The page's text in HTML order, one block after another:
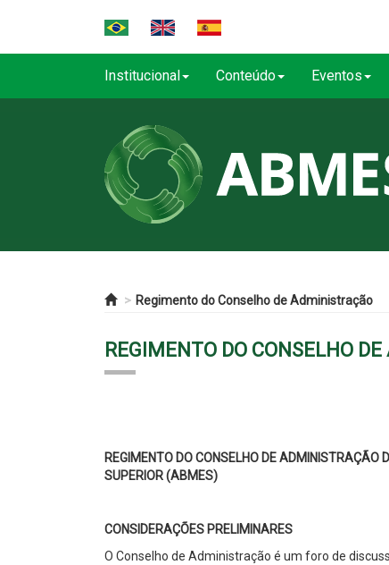
Institucional Conteúdo Eventos
Regimento do Conselho de Administração
REGIMENTO DO CONSELHO
REGIMENTO DO CONSELHO DE
SUPERIOR (ABMES)
CONSIDERAÇÕES PRELIMINARES
O Conselho de Administração é um foro de